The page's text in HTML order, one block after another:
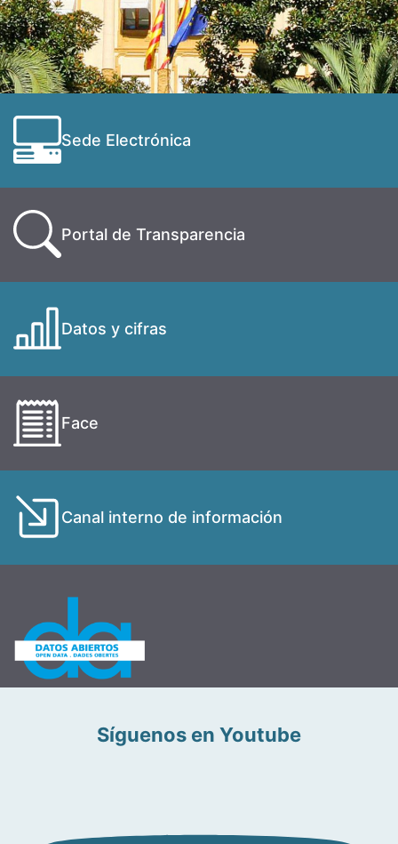
Sede Electrónica
Portal de Transparencia
Datos y cifras
Face
Canal interno de información
Síguenos en Youtube